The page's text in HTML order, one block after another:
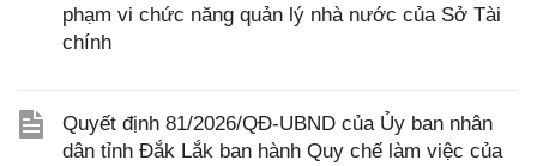
phạm vi chức năng quản lý nhà nước của Sở Tài
chính
Quyết định 81/2026/QĐ-UBND của Ủy ban nhân
dân tỉnh Đắk Lắk ban hành Quy chế làm việc của